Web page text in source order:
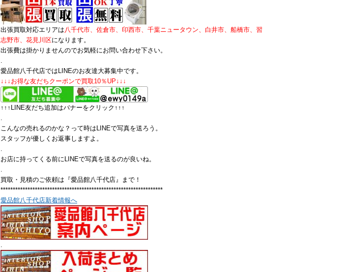
出張買取対応エリアは八千代市、佐倉市、印西市、千葉ニュータウン、白井市、船橋市、習
志野市、花見川区になります。
出張費は掛かりませんのでお気軽にお問い合わせ下さい。
.
愛品館八千代店ではLINEのお友達大募集中です。
↓↓↓お得な友だちクーポンで買取10％UP↓↓↓
↑↑↑LINE友だち追加はバナーをクリック↑↑↑
.
こんなの売れるのかな？って時はLINEで写真を送ろう。
スタッフが優しくお返事しますよ。
.
お店に持ってくる前にLINEで写真を送るのが良いね。
.
買取・見積のご依頼は『愛品館八千代店』まで！
******************************************************************
愛品館八千代店新着情報へ
.